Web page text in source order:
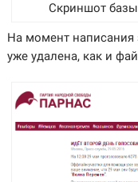
Скриншот
На момент написания
уже удалена, как и